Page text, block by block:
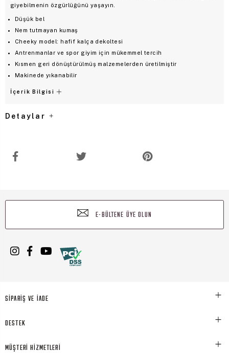
giyebilmenin özgürlüğünü yaşayın.
Düşük bel
Nem tutmayan kumaş
Cheeky model: hafif kalça dekoltesi
Antrenmanlar ve spor giyim için mükemmel tercih
Kısmen geri dönüştürülmüş malzemelerden üretilmiştir
Makinede yıkanabilir
İçerik Bilgisi
Detaylar
E-BÜLTENE ÜYE OLUN
SİPARİŞ VE İADE
DESTEK
MÜŞTERİ HİZMETLERİ